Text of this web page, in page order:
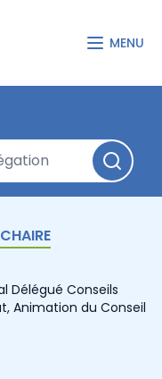
MENU
Délégué Conseils
Animation du Conseil